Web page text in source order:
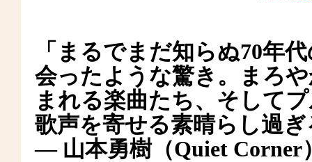
「まるでまだ知らぬ70年
会ったような驚き。まろ
まれる楽曲たち、そして
歌声を寄せる素晴らし過
― 山本勇樹（Quiet Corner